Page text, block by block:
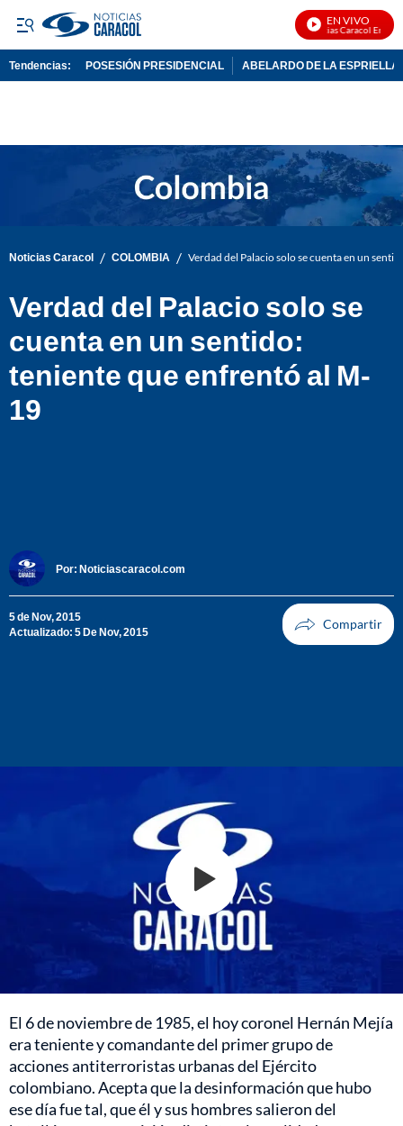
EN VIVO
Noticias Caracol En Vivo
Tendencias: POSESIÓN PRESIDENCIAL ABELARDO DE LA ESPRIELLA
Noticias Caracol / COLOMBIA / Verdad del Palacio solo se cuenta en un
Verdad del Palacio solo se
cuenta en un sentido:
teniente que enfrentó al M-
19
Por: Noticiascaracol.com
5 de Nov, 2015
Actualizado: 5 De Nov, 2015
El 6 de noviembre de 1985, el hoy coronel Hernán Mejía
era teniente y comandante del primer grupo de
acciones antiterroristas urbanas del Ejército
colombiano. Acepta que la desinformación que hubo
ese día fue tal, que él y sus hombres salieron del